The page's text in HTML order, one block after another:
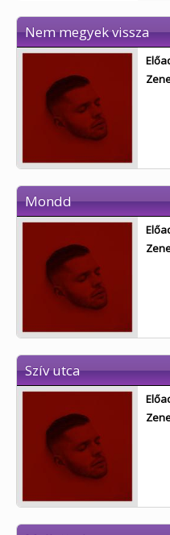
Nem megyek vissza
Mondd
Szív utca